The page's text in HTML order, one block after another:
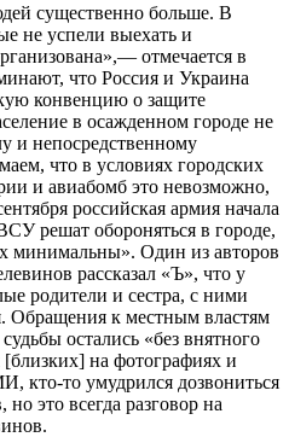
существенно больше. В
не успели выехать и
отмечается в
что Россия и Украина
конвенцию о защите
в осажденном городе не
и непосредственному
что в условиях городских
и авиабомб это невозможно,
российская армия начала
решат обороняться в городе,
минимальны». Один из авторов
рассказал «Ъ», что у
родители и сестра, с ними
Обращения к местным властям
остались «без внятного
[близких] на фотографиях и
кто-то умудрился дозвониться
это всегда разговор на